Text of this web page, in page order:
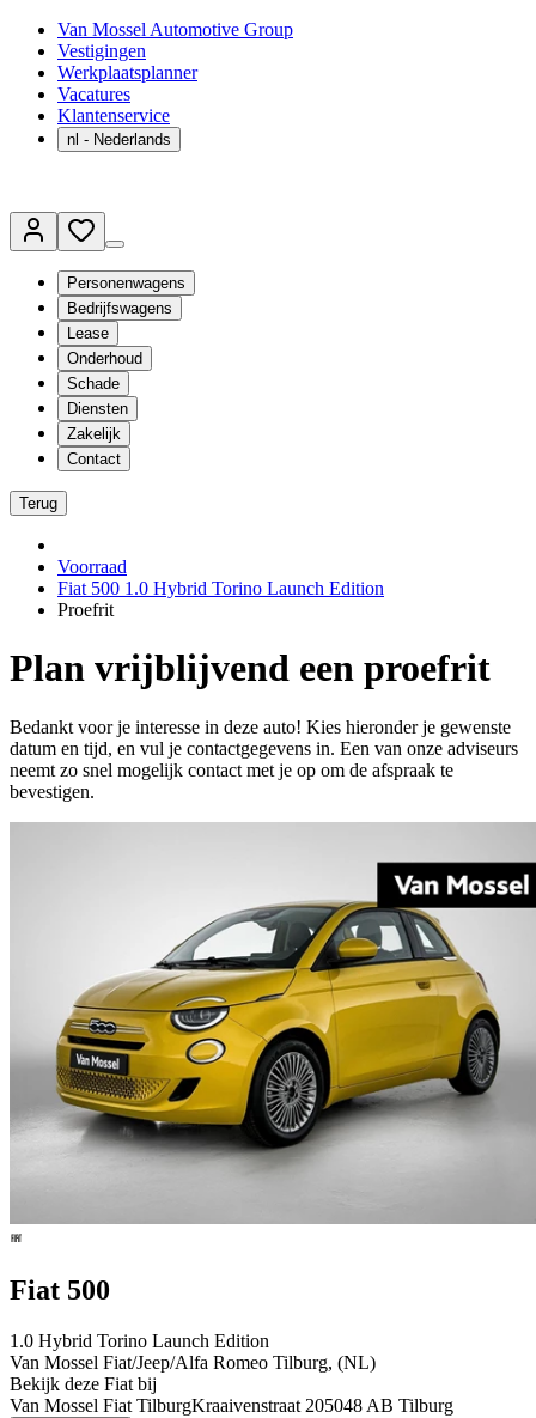
Van Mossel Automotive Group
Vestigingen
Werkplaatsplanner
Vacatures
Klantenservice
nl - Nederlands
Personenwagens
Bedrijfswagens
Lease
Onderhoud
Schade
Diensten
Zakelijk
Contact
Terug
Voorraad
Fiat 500 1.0 Hybrid Torino Launch Edition
Proefrit
Plan vrijblijvend een proefrit
Bedankt voor je interesse in deze auto! Kies hieronder je gewenste
datum en tijd, en vul je contactgegevens in. Een van onze adviseurs
neemt zo snel mogelijk contact met je op om de afspraak te
bevestigen.
Fiat 500
1.0 Hybrid Torino Launch Edition
Van Mossel Fiat/Jeep/Alfa Romeo Tilburg, (NL)
Bekijk deze Fiat bij
Van Mossel Fiat TilburgKraaivenstraat 205048 AB Tilburg